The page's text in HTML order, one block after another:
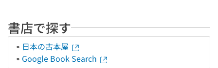
書店で探す
日本の古本屋
Google Book Search